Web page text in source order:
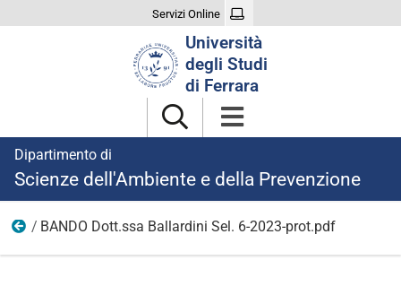
Servizi Online
Università
degli Studi
di Ferrara
Dipartimento di
Scienze dell'Ambiente e della Prevenzione
Ricerca
BANDO Dott.ssa Ballardini Sel. 6-2023-prot.pdf